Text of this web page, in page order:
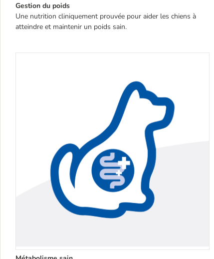
Gestion du poids
Une nutrition cliniquement prouvée pour aider les chiens à
atteindre et maintenir un poids sain.